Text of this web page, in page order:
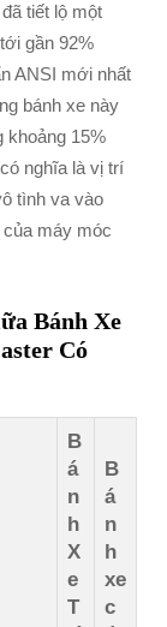
tiết lộ một
gần 92%
ANSI mới nhất
bánh xe này
khoảng 15%
nghĩa là vị trí
tình va vào
máy móc
Bánh Xe
Có
B
á
n
h
X
e
T
B
á
n
h
xe
c